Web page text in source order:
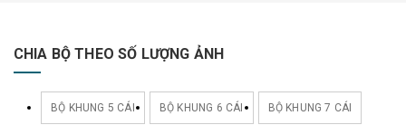
LIÊN HỆ
CHIA BỘ THEO SỐ LƯỢNG ẢNH
BỘ KHUNG 5 CÁI BỘ KHUNG 6 CÁI BỘ KHUNG 7 CÁI